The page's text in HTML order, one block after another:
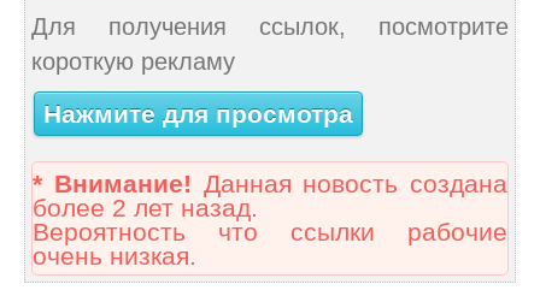
Для получения ссылок, посмотрите
короткую рекламу
Нажмите для просмотра
* Внимание! Данная новость создана
более 2 лет назад.
Вероятность что ссылки рабочие
очень низкая.